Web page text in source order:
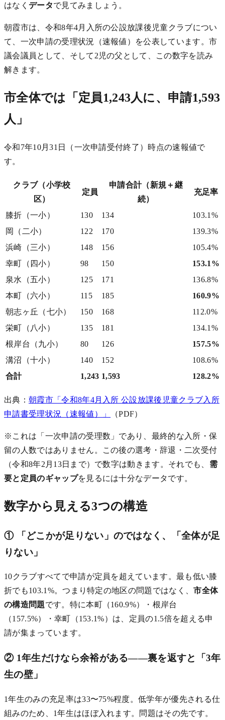
はなく データで見てみましょう。
朝霞市は、令和8年4月入所の公設放課後児童クラブについ
て、一次申請の受理状況（速報値）を公表しています。市
議会議員として、そして2児の父として、この数字を読み
解きます。
市全体では「定員1,243人に、申請1,593
人」
令和7年10月31日（一次申請受付終了）時点の速報値で
す。
クラブ（小学校
区）
定員
申請合計（新規＋継
続）
充足率
膝折（一小） 130 134
103.1%
岡（二小）
122 170
139.3%
浜崎（三小）
148 156
105.4%
幸町（四小）
98 150
153.1%
泉水（五小）
125 171
136.8%
本町（六小）
115 185
160.9%
朝志ヶ丘（七小）
150 168
112.0%
栄町（八小）
135 181
134.1%
根岸台（九小）
80 126
157.5%
溝沼（十小）
140 152
108.6%
合計
1,243 1,593 128.2%
出典： 朝霞市「令和8年4月入所 公設放課後児童クラブ入所
申請書受理状況（速報値）」
（PDF）
※これは「一次申請の受理数」であり、最終的な入所・保
留の人数ではありません。この後の選考・辞退・二次受付
（令和8年2月13日まで）で数字は動きます。それでも、 需
要と定員のギャップを見るには十分なデータです。
数字から見える3つの構造
① 「どこかが足りない」のではなく、「全体が足
りない」
10クラブすべてで申請が定員を超えています。最も低い膝
折でも103.1%。つまり特定の地区の問題ではなく、市全体
の構造問題です。特に本町（160.9%）・根岸台
（157.5%）・幸町（153.1%）は、定員の1.5倍を超える申
請が集まっています。
② 1年生だけなら余裕がある——裏を返すと「3年
生の壁」
1年生のみの充足率は33〜75%程度。低学年が優先される仕
組みのため、1年生はほぼ入れます。問題はその先です。